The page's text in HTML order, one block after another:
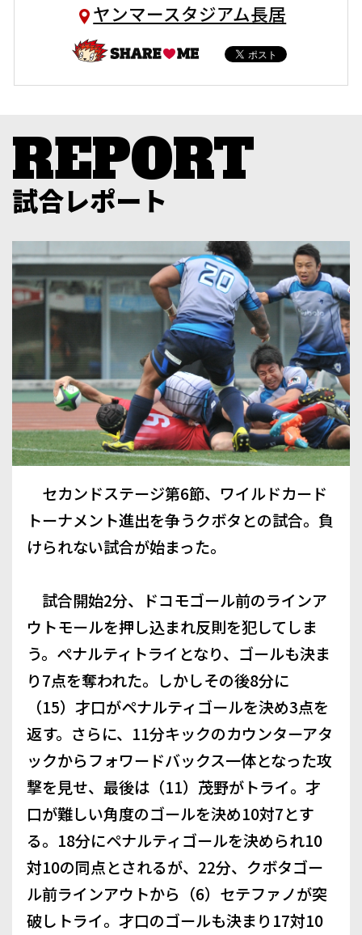
ヤンマースタジアム長居
試合レポート
セカンドステージ第6節、ワイルドカード
トーナメント進出を争うクボタとの試合。負
けられない試合が始まった。
試合開始2分、ドコモゴール前のラインア
ウトモールを押し込まれ反則を犯してしま
う。ペナルティトライとなり、ゴールも決ま
り7点を奪われた。しかしその後8分に
（15）才口がペナルティゴールを決め3点を
返す。さらに、11分キックのカウンターアタ
ックからフォワードバックス一体となった攻
撃を見せ、最後は（11）茂野がトライ。才
口が難しい角度のゴールを決め10対7とす
る。18分にペナルティゴールを決められ10
対10の同点とされるが、22分、クボタゴー
ル前ラインアウトから（6）セテファノが突
破しトライ。才口のゴールも決まり17対10